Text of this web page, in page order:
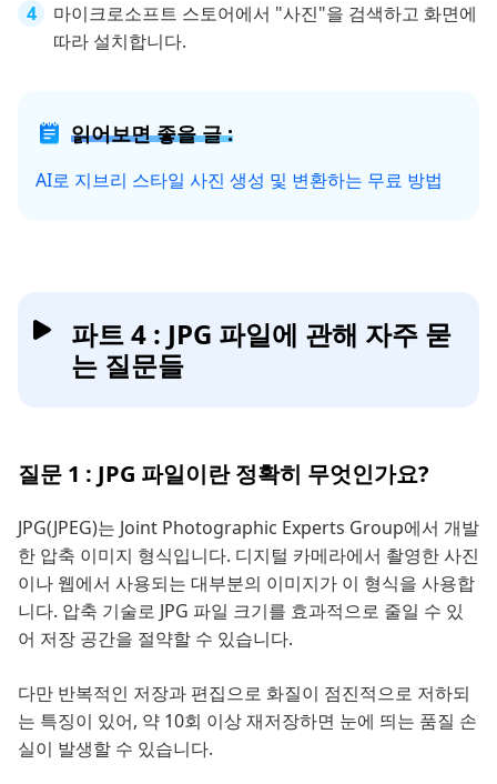
마이크로소프트 스토어에서 "사진"을 검색하고 화면에
따라 설치합니다.
읽어보면 좋을 글 :
AI로 지브리 스타일 사진 생성 및 변환하는 무료 방법
파트 4 : JPG 파일에 관해 자주 묻
는 질문들
질문 1 : JPG 파일이란 정확히 무엇인가요?
JPG(JPEG)는 Joint Photographic Experts Group에서 개발
한 압축 이미지 형식입니다. 디지털 카메라에서 촬영한 사진
이나 웹에서 사용되는 대부분의 이미지가 이 형식을 사용합
니다. 압축 기술로 JPG 파일 크기를 효과적으로 줄일 수 있
어 저장 공간을 절약할 수 있습니다.
다만 반복적인 저장과 편집으로 화질이 점진적으로 저하되
는 특징이 있어, 약 10회 이상 재저장하면 눈에 띄는 품질 손
실이 발생할 수 있습니다.